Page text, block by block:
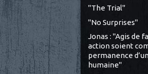
"The Trial"
"No Surprises"
Jonas : "Agis de
action soient
permanence
humaine"